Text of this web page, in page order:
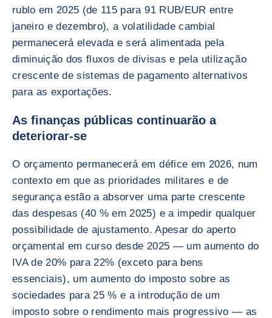
rublo em 2025 (de 115 para 91 RUB/EUR entre
janeiro e dezembro), a volatilidade cambial
permanecerá elevada e será alimentada pela
diminuição dos fluxos de divisas e pela utilização
crescente de sistemas de pagamento alternativos
para as exportações.
As finanças públicas continuarão a
deteriorar-se
O orçamento permanecerá em défice em 2026, num
contexto em que as prioridades militares e de
segurança estão a absorver uma parte crescente
das despesas (40 % em 2025) e a impedir qualquer
possibilidade de ajustamento. Apesar do aperto
orçamental em curso desde 2025 — um aumento do
IVA de 20% para 22% (exceto para bens
essenciais), um aumento do imposto sobre as
sociedades para 25 % e a introdução de um
imposto sobre o rendimento mais progressivo — as